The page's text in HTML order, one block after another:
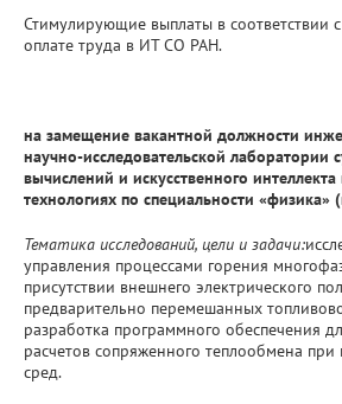
Стимулирующие выплаты в соответствии
оплате труда в ИТ СО РАН.
на замещение вакантной должности
научно-исследовательской лаборатории
вычислений и искусственного интеллекта
технологиях по специальности «физика»
Тематика исследований, цели и задачи:
управления процессами горения
присутствии внешнего электрического
предварительно перемешанных
разработка программного обеспечения
расчетов сопряженного теплообмена
сред.